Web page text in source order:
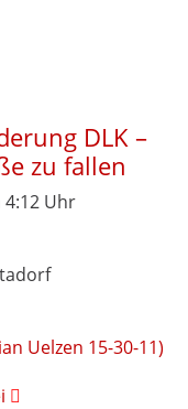
DLK –
zu fallen
4:12 Uhr
Uelzen 15-30-11)